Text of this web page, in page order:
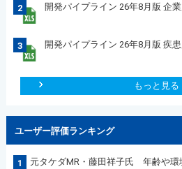
2 開発パイプライン 26年8月版 企
3 開発パイプライン 26年8月版 疾
もっと見る
ユーザー評価ランキング
1
元タケダMR・藤田祥子氏 年齢や環